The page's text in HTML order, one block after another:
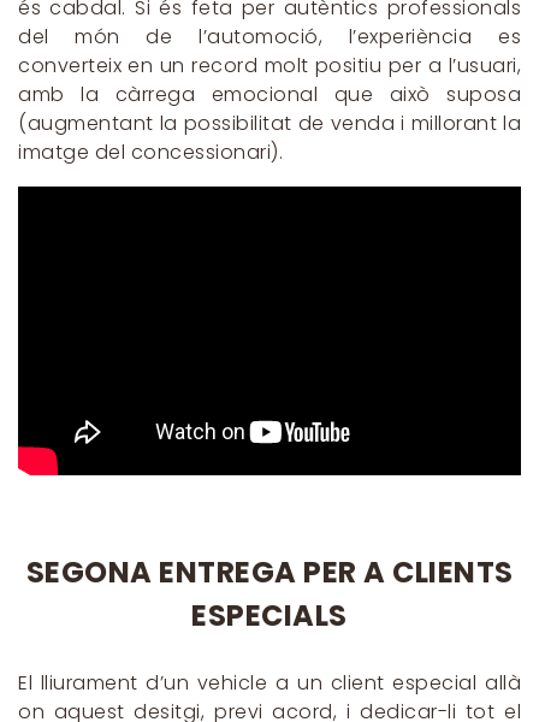
és cabdal. Si és feta per autèntics professionals
del món de l’automoció, l’experiència es
converteix en un record molt positiu per a l’usuari,
amb la càrrega emocional que això suposa
(augmentant la possibilitat de venda i millorant la
imatge del concessionari).
SEGONA ENTREGA PER A CLIENTS
ESPECIALS
El lliurament d’un vehicle a un client especial allà
on aquest desitgi, previ acord, i dedicar-li tot el